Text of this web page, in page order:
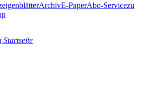
ArchivE-PaperAbo-Servicezu
Startseite